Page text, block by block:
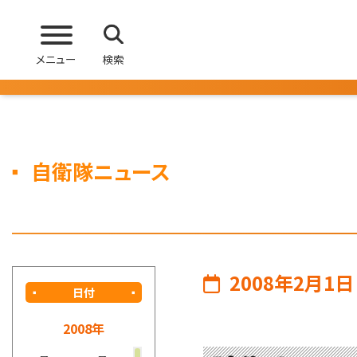
メニュー 検索
自衛隊ニュース
日付
2008年
2008年2月1日